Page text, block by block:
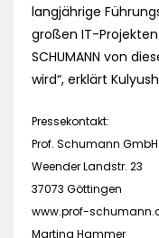
langjährige
großen IT-
SCHUMANN von
wird“, erklärt
Pressekontakt:
Prof. Schumann GmbH
Weender Landstr. 23
37073 Göttingen
www.prof-
Martina Hammer